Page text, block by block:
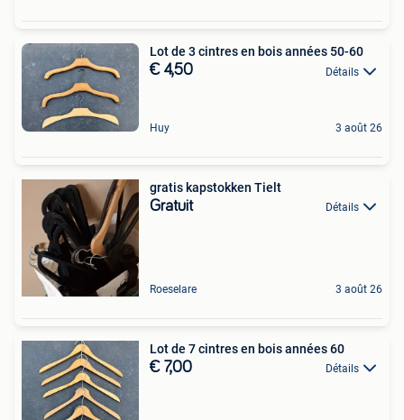
Lot de 3 cintres en bois années 50-60
€ 4,50 Détails
Huy 3 août 26
gratis kapstokken Tielt
Gratuit Détails
Roeselare 3 août 26
Lot de 7 cintres en bois années 60
€ 7,00 Détails